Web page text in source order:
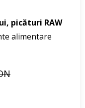
picături RAW
alimentare